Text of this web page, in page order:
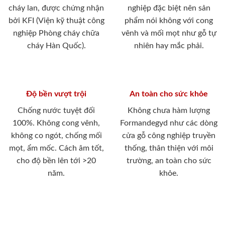
cháy lan, được chứng nhận
bởi KFI (Viện kỹ thuật công
nghiệp Phòng cháy chữa
cháy Hàn Quốc).
nghiệp đặc biệt nên sản
phẩm nói không với cong
vênh và mối mọt như gỗ tự
nhiên hay mắc phải.
Độ bền vượt trội
Chống nước tuyệt đối
100%. Không cong vênh,
không co ngót, chống mối
mọt, ẩm mốc. Cách âm tốt,
cho độ bền lên tới >20
năm.
An toàn cho sức khỏe
Không chưa hàm lượng
Formandegyd như các dòng
cửa gỗ công nghiệp truyền
thống, thân thiện với môi
trường, an toàn cho sức
khỏe.